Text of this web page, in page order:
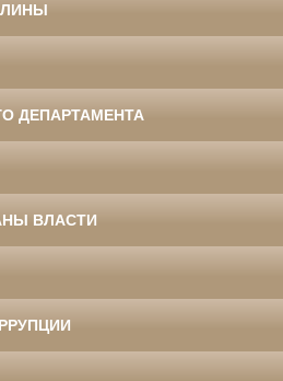
ДЕПАРТАМЕНТА
ВЛАСТИ